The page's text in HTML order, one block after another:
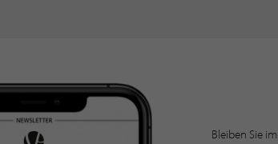
Bleiben Sie